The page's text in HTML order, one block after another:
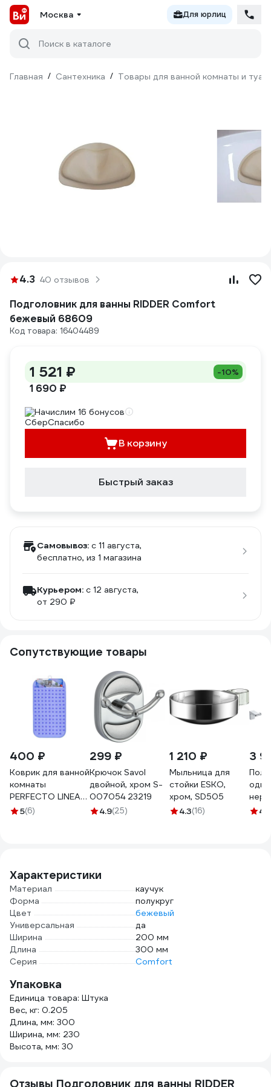
Москва Для юрлиц
Поиск в каталоге
Главная / Сантехника / Товары для ванной комнаты и
4.3 40 отзывов
Подголовник для ванны RIDDER Comfort
бежевый 68609
Код товара: 16404489
1 521 ₽ -10%
1 690 ₽
Начислим 16 бонусов
В корзину
Быстрый заказ
Самовывоз: c 11 августа,
бесплатно, из 1 магазина
Курьером: c 12 августа,
от 290 ₽
Сопутствующие товары
400 ₽
Коврик для ванной
комнаты
PERFECTO LINEA
67x37
5(6)
299 ₽
Крючок Savol
двойной, хром S-
007054 23219
4.9(25)
1 210 ₽
Мыльница для
стойки ESKO,
хром, SD505
4.3(16)
3
4.8
Характеристики
Материал
каучук
Форма
полукруг
Цвет
бежевый
Универсальная
да
Ширина
200 мм
Длина
300 мм
Серия
Comfort
Упаковка
Единица товара: Штука
Вес, кг: 0.205
Длина, мм: 300
Ширина, мм: 230
Высота, мм: 30
Отзывы Подголовник для ванны RIDDER